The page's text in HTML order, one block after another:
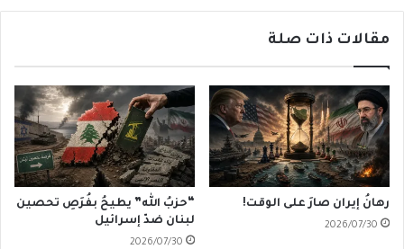
مقالات ذات صلة
رهانُ إيران صارَ على الوقت!
2026/07/30
“حزبُ الله” يطيحُ بفُرَصِ تحصين
لبنان ضدّ إسرائيل
2026/07/30